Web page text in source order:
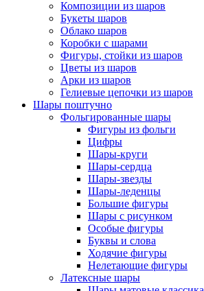
Композиции из шаров
Букеты шаров
Облако шаров
Коробки с шарами
Фигуры, стойки из шаров
Цветы из шаров
Арки из шаров
Гелиевые цепочки из шаров
Шары поштучно
Фольгированные шары
Фигуры из фольги
Цифры
Шары-круги
Шары-сердца
Шары-звезды
Шары-леденцы
Большие фигуры
Шары с рисунком
Особые фигуры
Буквы и слова
Ходячие фигуры
Нелетающие фигуры
Латексные шары